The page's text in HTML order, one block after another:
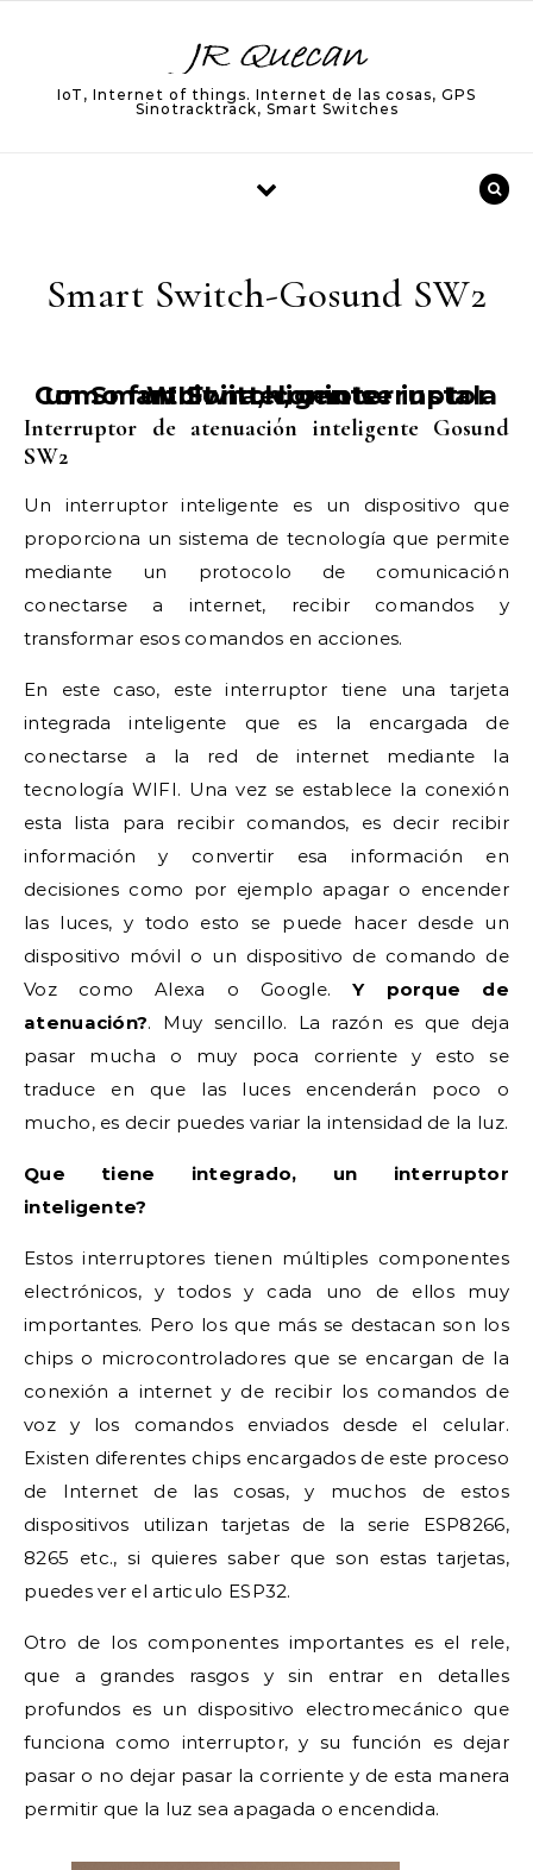
IoT, Internet of things. Internet de las cosas, GPS
Sinotracktrack, Smart Switches
Smart Switch-Gosund SW2
Como funciona, como se instala un Smart Switch, o interruptor WIFI inteligente.
Interruptor de atenuación inteligente Gosund
SW2
Un interruptor inteligente es un dispositivo que
proporciona un sistema de tecnología que permite
mediante un protocolo de comunicación
conectarse a internet, recibir comandos y
transformar esos comandos en acciones.
En este caso, este interruptor tiene una tarjeta
integrada inteligente que es la encargada de
conectarse a la red de internet mediante la
tecnología WIFI. Una vez se establece la conexión
esta lista para recibir comandos, es decir recibir
información y convertir esa información en
decisiones como por ejemplo apagar o encender
las luces, y todo esto se puede hacer desde un
dispositivo móvil o un dispositivo de comando de
Voz como Alexa o Google.Y porque de
atenuación?. Muy sencillo. La razón es que deja
pasar mucha o muy poca corriente y esto se
traduce en que las luces encenderán poco o
mucho, es decir puedes variar la intensidad de la luz.
Que tiene integrado, un interruptor
inteligente?
Estos interruptores tienen múltiples componentes
electrónicos, y todos y cada uno de ellos muy
importantes. Pero los que más se destacan son los
chips o microcontroladores que se encargan de la
conexión a internet y de recibir los comandos de
voz y los comandos enviados desde el celular.
Existen diferentes chips encargados de este proceso
de Internet de las cosas, y muchos de estos
dispositivos utilizan tarjetas de la serie ESP8266,
8265 etc., si quieres saber que son estas tarjetas,
puedes ver el articulo ESP32.
Otro de los componentes importantes es el rele,
que a grandes rasgos y sin entrar en detalles
profundos es un dispositivo electromecánico que
funciona como interruptor, y su función es dejar
pasar o no dejar pasar la corriente y de esta manera
permitir que la luz sea apagada o encendida.